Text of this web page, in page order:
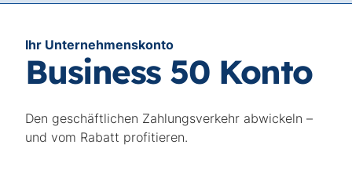
Ihr Unternehmenskonto
Business 50 Konto
Den geschäftlichen Zahlungsverkehr abwickeln –
und vom Rabatt profitieren.